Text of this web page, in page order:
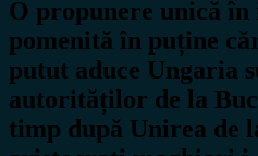
O propunere unică
pomenită în puține
putut aduce Ungaria
autorităților de la
timp după Unirea de